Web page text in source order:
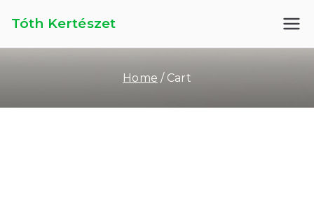
Tóth Kertészet
Home Cart